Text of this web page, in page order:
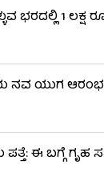
ಭರದಲ್ಲಿ 1 ಲಕ್ಷ
ನವ ಯುಗ
ಈ ಬಗ್ಗೆ ಗೃಹ